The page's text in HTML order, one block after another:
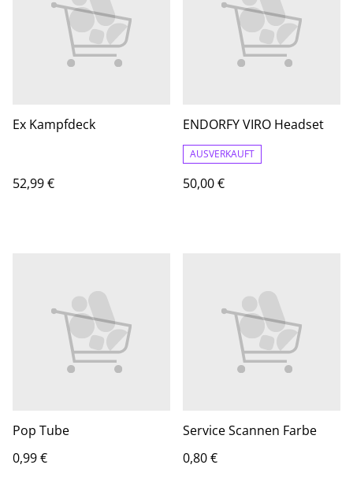
Ex Kampfdeck
52,99 €
ENDORFY VIRO Headset
AUSVERKAUFT
50,00 €
Pop Tube
0,99 €
Service Scannen Farbe
0,80 €